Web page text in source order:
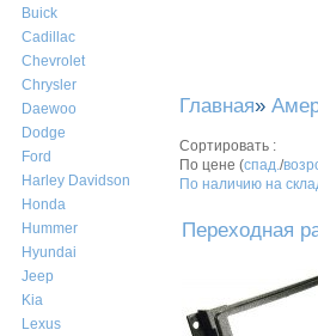
Buick
Cadillac
Chevrolet
Chrysler
Daewoo
Dodge
Ford
Harley Davidson
Honda
Hummer
Hyundai
Jeep
Kia
Lexus
Главная»
Сортировать :
По цене (спад./
По наличию на
Переходная